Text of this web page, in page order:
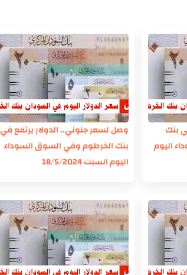
بنك
اليوم
وصل لسعر جنوني.. الدولار يرتفع في
بنك الخرطوم وفي السوق السوداء
اليوم السبت 18/5/2024